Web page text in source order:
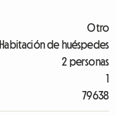
Otro
Habitación de huéspedes
2 personas
1
79638